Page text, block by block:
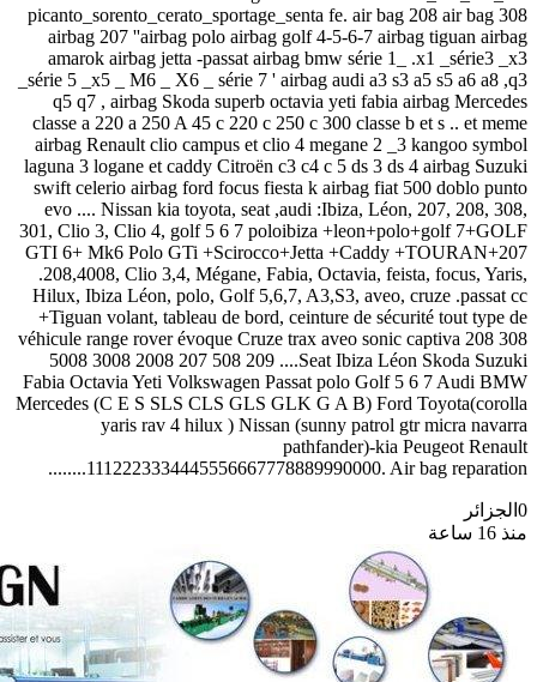
picanto_sorento_cerato_sportage_senta fe. air bag 208 air bag 308
airbag 207 ''airbag polo airbag golf 4-5-6-7 airbag tiguan airbag
amarok airbag jetta -passat airbag bmw série 1_ .x1 _série3 _x3
_série 5 _x5 _ M6 _ X6 _ série 7 ' airbag audi a3 s3 a5 s5 a6 a8 ,q3
q5 q7 , airbag Skoda superb octavia yeti fabia airbag Mercedes
classe a 220 a 250 A 45 c 220 c 250 c 300 classe b et s .. et meme
airbag Renault clio campus et clio 4 megane 2 _3 kangoo symbol
laguna 3 logane et caddy Citroën c3 c4 c 5 ds 3 ds 4 airbag Suzuki
swift celerio airbag ford focus fiesta k airbag fiat 500 doblo punto
evo .... Nissan kia toyota, seat ,audi :Ibiza, Léon, 207, 208, 308,
301, Clio 3, Clio 4, golf 5 6 7 poloibiza +leon+polo+golf 7+GOLF
GTI 6+ Mk6 Polo GTi +Scirocco+Jetta +Caddy +TOURAN+207
.208,4008, Clio 3,4, Mégane, Fabia, Octavia, feista, focus, Yaris,
Hilux, Ibiza Léon, polo, Golf 5,6,7, A3,S3, aveo, cruze .passat cc
+Tiguan volant, tableau de bord, ceinture de sécurité tout type de
véhicule range rover évoque Cruze trax aveo sonic captiva 208 308
5008 3008 2008 207 508 209 ....Seat Ibiza Léon Skoda Suzuki
Fabia Octavia Yeti Volkswagen Passat polo Golf 5 6 7 Audi BMW
Mercedes (C E S SLS CLS GLS GLK G A B) Ford Toyota(corolla
yaris rav 4 hilux ) Nissan (sunny patrol gtr micra navarra
pathfander)-kia Peugeot Renault
........1112223334445556667778889990000. Air bag reparation
0 الجزائر
منذ 16 ساعة